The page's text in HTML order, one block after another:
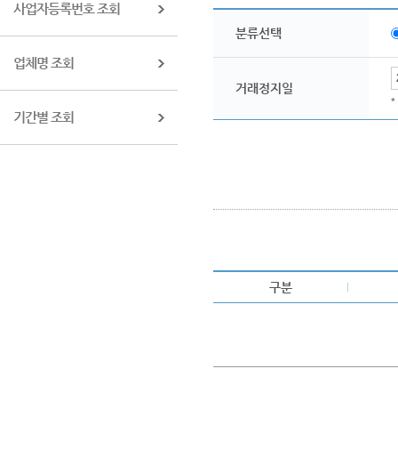
사업자등록번호 조회
업체명 조회
기간별 조회
분류선택
거래정지일
*
구분